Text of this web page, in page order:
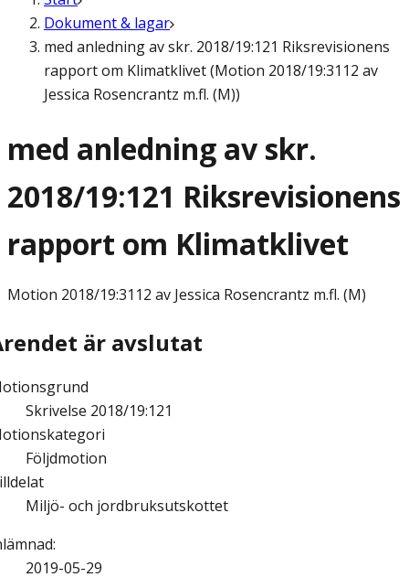
Dokument & lagar
med anledning av skr. 2018/19:121 Riksrevisionens
rapport om Klimatklivet (Motion 2018/19:3112 av
Jessica Rosencrantz m.fl. (M))
med anledning av skr.
2018/19:121 Riksrevisionens
rapport om Klimatklivet
Motion 2018/19:3112 av Jessica Rosencrantz m.fl. (M)
är avslutat
Skrivelse 2018/19:121
Följdmotion
Miljö- och jordbruksutskottet
:
2019-05-29